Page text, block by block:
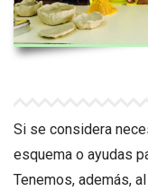
Si se considera
esquema o ayudas
Tenemos, además,